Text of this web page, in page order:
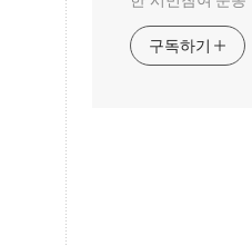
구독하기